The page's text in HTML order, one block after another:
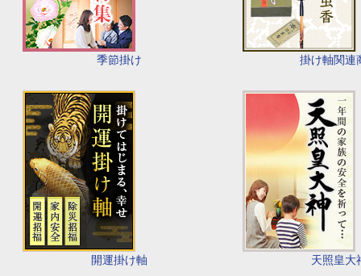
季節掛け 掛け軸関連
開運掛け軸 天照皇大